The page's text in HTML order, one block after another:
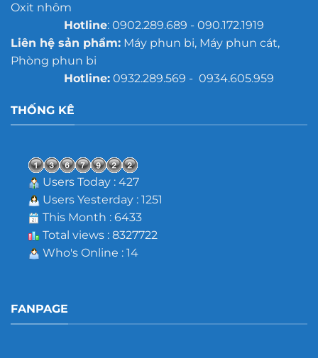
Oxit nhôm
Hotline: 0902.289.689 - 090.172.1919
Liên hệ sản phẩm:Máy phun bi, Máy phun cát,
Phòng phun bi
Hotline:0932.289.569 - 0934.605.959
THỐNG KÊ
Users Today : 427
Users Yesterday : 1251
This Month : 6433
Total views : 8327722
Who's Online : 14
FANPAGE